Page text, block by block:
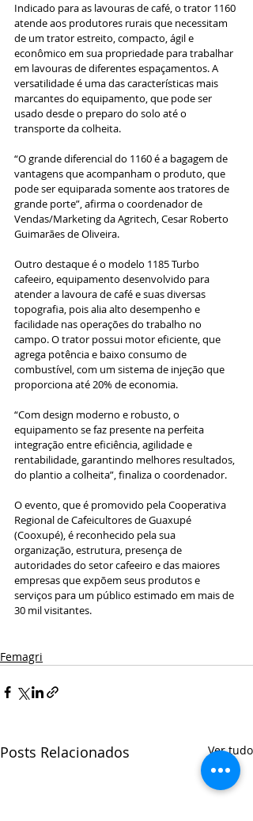
Indicado para as lavouras de café, o trator 1160
atende aos produtores rurais que necessitam
de um trator estreito, compacto, ágil e
econômico em sua propriedade para trabalhar
em lavouras de diferentes espaçamentos. A
versatilidade é uma das características mais
marcantes do equipamento, que pode ser
usado desde o preparo do solo até o
transporte da colheita.
“O grande diferencial do 1160 é a bagagem de
vantagens que acompanham o produto, que
pode ser equiparada somente aos tratores de
grande porte”, afirma o coordenador de
Vendas/Marketing da Agritech, Cesar Roberto
Guimarães de Oliveira.
Outro destaque é o modelo 1185 Turbo
cafeeiro, equipamento desenvolvido para
atender a lavoura de café e suas diversas
topografia, pois alia alto desempenho e
facilidade nas operações do trabalho no
campo. O trator possui motor eficiente, que
agrega potência e baixo consumo de
combustível, com um sistema de injeção que
proporciona até 20% de economia.
“Com design moderno e robusto, o
equipamento se faz presente na perfeita
integração entre eficiência, agilidade e
rentabilidade, garantindo melhores resultados,
do plantio a colheita”, finaliza o coordenador.
O evento, que é promovido pela Cooperativa
Regional de Cafeicultores de Guaxupé
(Cooxupé), é reconhecido pela sua
organização, estrutura, presença de
autoridades do setor cafeeiro e das maiores
empresas que expõem seus produtos e
serviços para um público estimado em mais de
30 mil visitantes.
Femagri
Posts Relacionados Ver tudo